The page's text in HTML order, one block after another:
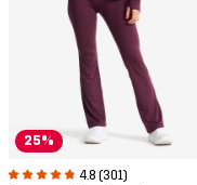
25%
4.8 (301)